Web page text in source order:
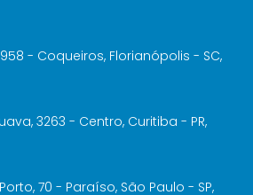
- Coqueiros, Florianópolis - SC,
3263 - Centro, Curitiba - PR,
70 - Paraíso, São Paulo - SP,